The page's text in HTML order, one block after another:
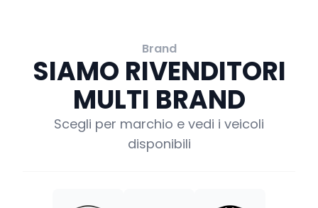
Brand
SIAMO RIVENDITORI
MULTI BRAND
Scegli per marchio e vedi i veicoli
disponibili